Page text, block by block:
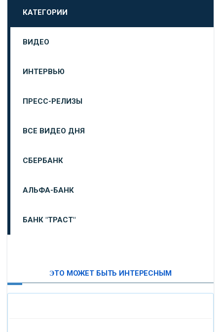
КАТЕГОРИИ
ВИДЕО
ИНТЕРВЬЮ
ПРЕСС-РЕЛИЗЫ
ВСЕ ВИДЕО ДНЯ
СБЕРБАНК
АЛЬФА-БАНК
БАНК "ТРАСТ"
ЭТО МОЖЕТ БЫТЬ ИНТЕРЕСНЫМ